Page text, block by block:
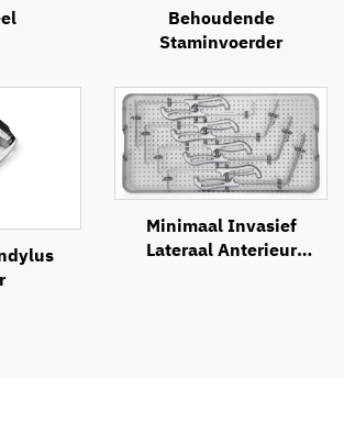
Behoudende
Staminvoerder
Minimaal Invasief
Lateraal Anterieur